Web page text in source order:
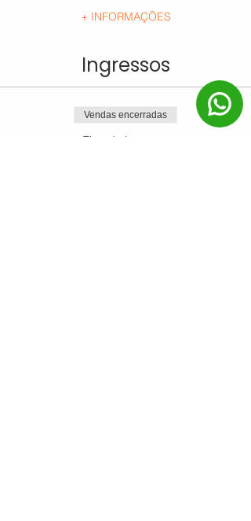
+ INFORMAÇÕES
Ingressos
Vendas encerradas
Tipo de ingresso